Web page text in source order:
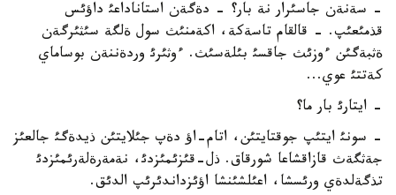
- سةنةن جاسئرار نة بار؟ - دةگةن استاناداعئ داؤئس
قذمئعئپ. - قالقام تاسةكة، اكةمنئث سول ةلگة سئثئرگةن
ةثبةگئن ءوزئث جاقسئ بئلةسئث. ءوثئرئ وردةننةن بوساماي
كةتتئ عوي...
- ايتارئ بار ما؟
- سونئ ايتئپ جوقتايتئن، اتام-اؤ دةپ جئلايتئن ذيدةگئ جالعئز
جةثگةث قازاقشاعا شورقاق. ذل-قئزئمئزدئ، نةمةرةلةرئمئزدئ
تذگةلدةي ورئسشا، اعئلشئنشا اؤئزداندئرئپ الدئق.